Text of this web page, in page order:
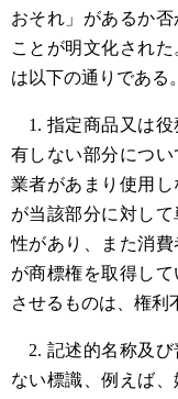
おそれ」があるか
ことが明文化され
は以下の通りである。
1. 指定商品又は
有しない部分につ
業者があまり使用
が当該部分に対し
性があり、また消
が商標権を取得し
させるものは、権利
2. 記述的名称及
ない標識、例えば